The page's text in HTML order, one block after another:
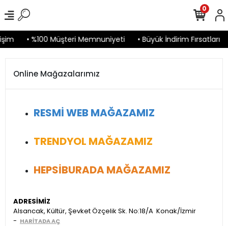
• %100 Müşteri Memnuniyeti • Büyük İndirim Fırsatları
0
Online Mağazalarımız
RESMİ WEB MAĞAZAMIZ
TRENDYOL MAĞAZAMIZ
HEPSİBURADA MAĞAZAMIZ
ADRESİMİZ
Alsancak, Kültür, Şevket Özçelik Sk. No:18/A Konak/İzmir
- HARİTADA AÇ